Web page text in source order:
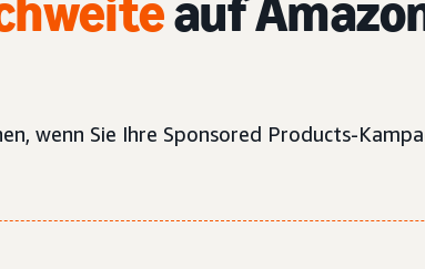
auf
wenn Sie Ihre Sponsored Products-